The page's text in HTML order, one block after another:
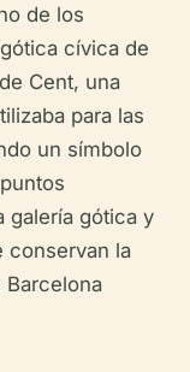
de los
cívica de
Cent, una
para las
un símbolo
galería gótica y
conservan la
Barcelona